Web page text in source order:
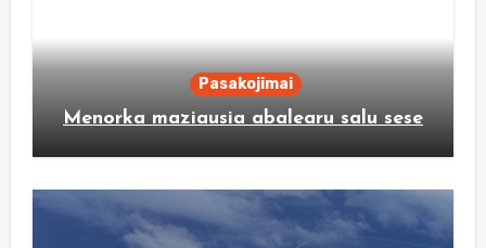
Pasakojimai
Menorka maziausia abalearu salu sese